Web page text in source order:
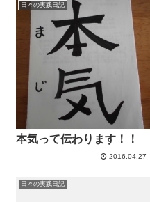
日々の実践日記
本気って伝わります！！
2016.04.27
日々の実践日記